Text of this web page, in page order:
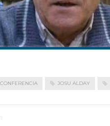
CONFERENCIA JOSU ALDAY